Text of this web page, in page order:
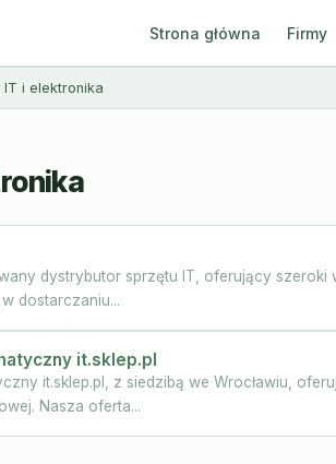
Strona główna Firmy
IT i elektronika
dystrybutor sprzętu IT, oferujący szeroki
dostarczaniu...
it.sklep.pl
it.sklep.pl, z siedzibą we Wrocławiu,
Nasza oferta...